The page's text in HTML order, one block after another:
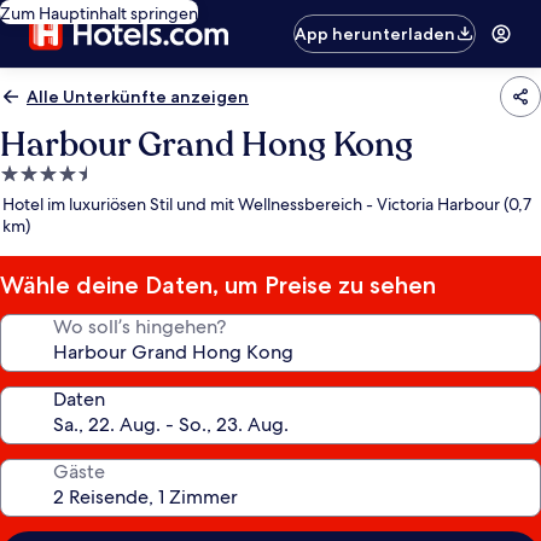
Zum Hauptinhalt springen
App herunterladen
Alle Unterkünfte anzeigen
Harbour Grand Hong Kong
4.5-
Sterne-
Unterkunft
Hotel im luxuriösen Stil und mit Wellnessbereich - Victoria Harbour (0,7
km)
Wähle deine Daten, um Preise zu sehen
Wo soll’s hingehen?
Daten
Gäste